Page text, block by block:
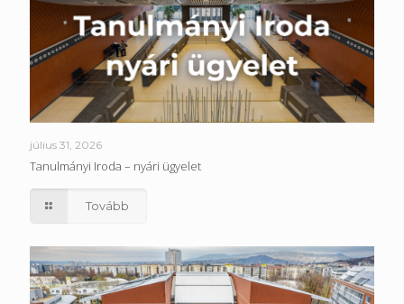
július 31, 2026
Tanulmányi Iroda – nyári ügyelet
Tovább